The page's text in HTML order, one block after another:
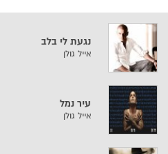
נגעת לי בלב
אייל גולן
עיר נמל
אייל גולן